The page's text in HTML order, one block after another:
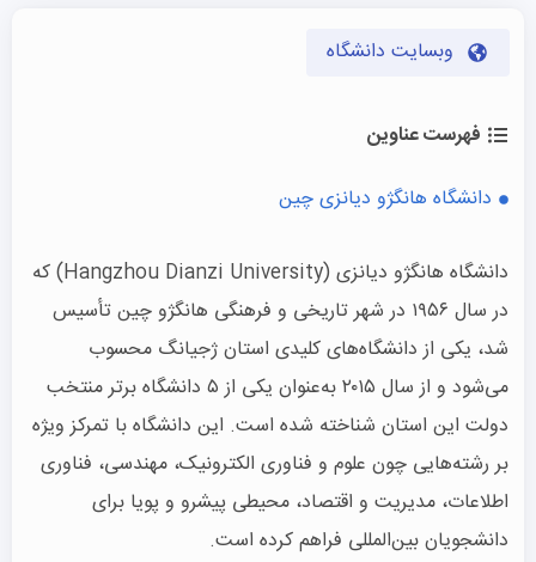
وبسایت دانشگاه
فهرست عناوین
دانشگاه هانگژو دیانزی چین
دانشگاه هانگژو دیانزی (Hangzhou Dianzi University) که
در سال ۱۹۵۶ در شهر تاریخی و فرهنگی هانگژو چین تأسیس
شد، یکی از دانشگاه‌های کلیدی استان ژجیانگ محسوب
می‌شود و از سال ۲۰۱۵ به‌عنوان یکی از ۵ دانشگاه برتر منتخب
دولت این استان شناخته شده است. این دانشگاه با تمرکز ویژه
بر رشته‌هایی چون علوم و فناوری الکترونیک، مهندسی، فناوری
اطلاعات، مدیریت و اقتصاد، محیطی پیشرو و پویا برای
دانشجویان بین‌المللی فراهم کرده است.